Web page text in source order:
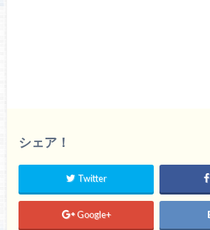
シェア！
Twitter
Google+